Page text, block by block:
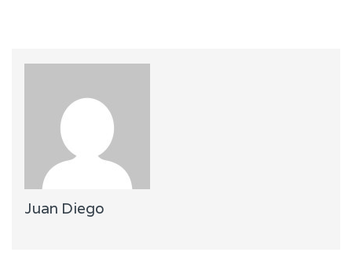
Juan Diego